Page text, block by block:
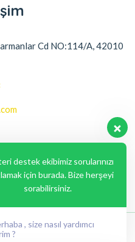
Cd NO:114/A, 42010
Seçenekleri
destek ekibimiz sorularınızı
için burada. Bize herşeyi
sorabilirsiniz.
, size nasıl yardımcı
?